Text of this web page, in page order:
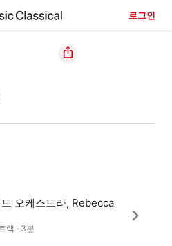
로그인
오케스트라, Rebecca
랙 · 3분